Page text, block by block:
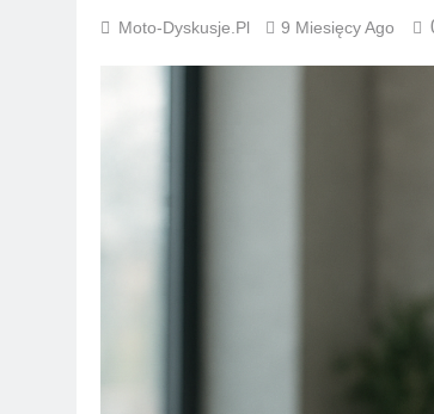
Moto-Dyskusje.pl 9 Miesięcy Ago